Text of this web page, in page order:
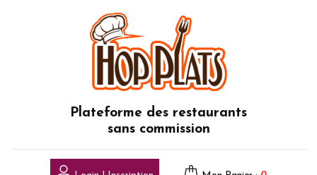
Plateforme des restaurants
sans commission